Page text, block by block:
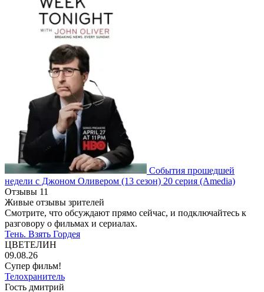
События прошедшей
недели с Джоном Оливером (13 сезон) 20 серия (Amedia)
Отзывы 11
Живые отзывы зрителей
Смотрите, что обсуждают прямо сейчас, и подключайтесь к
разговору о фильмах и сериалах.
Тень. Взять Гордея
ЦВЕТЕЛИН
09.08.26
Супер фильм!
Телохранитель
Гость дмитрий